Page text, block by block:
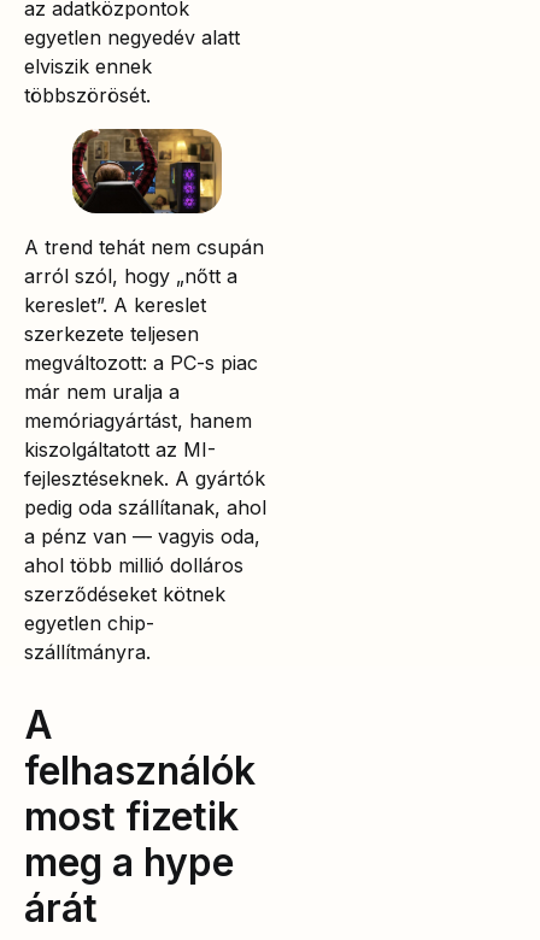
az adatközpontok
egyetlen negyedév alatt
elviszik ennek
többszörösét.
A trend tehát nem csupán
arról szól, hogy „nőtt a
kereslet”. A kereslet
szerkezete teljesen
megváltozott: a PC-s piac
már nem uralja a
memóriagyártást, hanem
kiszolgáltatott az MI-
fejlesztéseknek. A gyártók
pedig oda szállítanak, ahol
a pénz van — vagyis oda,
ahol több millió dolláros
szerződéseket kötnek
egyetlen chip-
szállítmányra.
A
felhasználók
most fizetik
meg a hype
árát